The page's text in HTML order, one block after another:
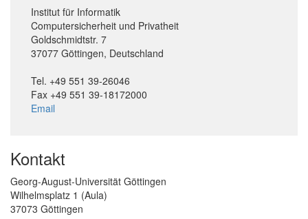
Institut für Informatik
Computersicherheit und Privatheit
Goldschmidtstr. 7
37077 Göttingen, Deutschland
Tel. +49 551 39-26046
Fax +49 551 39-18172000
Email
Kontakt
Georg-August-Universität Göttingen
Wilhelmsplatz 1 (Aula)
37073 Göttingen